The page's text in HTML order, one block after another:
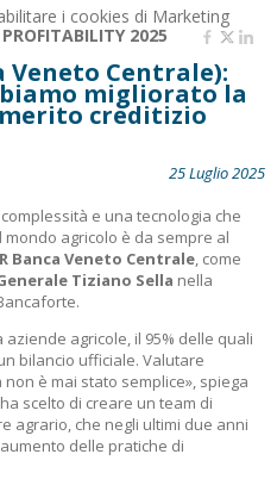
i cookies di Marketing
2025
Veneto Centrale):
migliorato la
creditizio
25 Luglio 2025
e una tecnologia che
mondo agricolo è da sempre al
Banca Veneto Centrale, come
Tiziano Sella nella
aziende agricole, il 95% delle quali
bilancio ufficiale. Valutare
è mai stato semplice», spiega
scelto di creare un team di
agrario, che negli ultimi due anni
delle pratiche di